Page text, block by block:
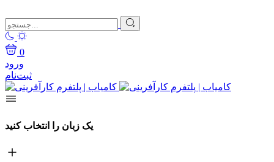
0
ورود
ثبت‌نام
یک زبان را انتخاب کنید